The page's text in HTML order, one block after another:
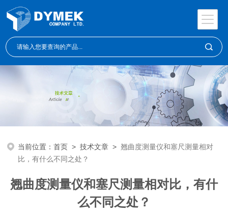
当前位置：首页 >技术文章 > 翘曲度测量仪和塞尺测量相对
比，有什么不同之处？
翘曲度测量仪和塞尺测量相对比，有什
么不同之处？